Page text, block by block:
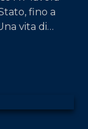
fino a
vita di
accanto